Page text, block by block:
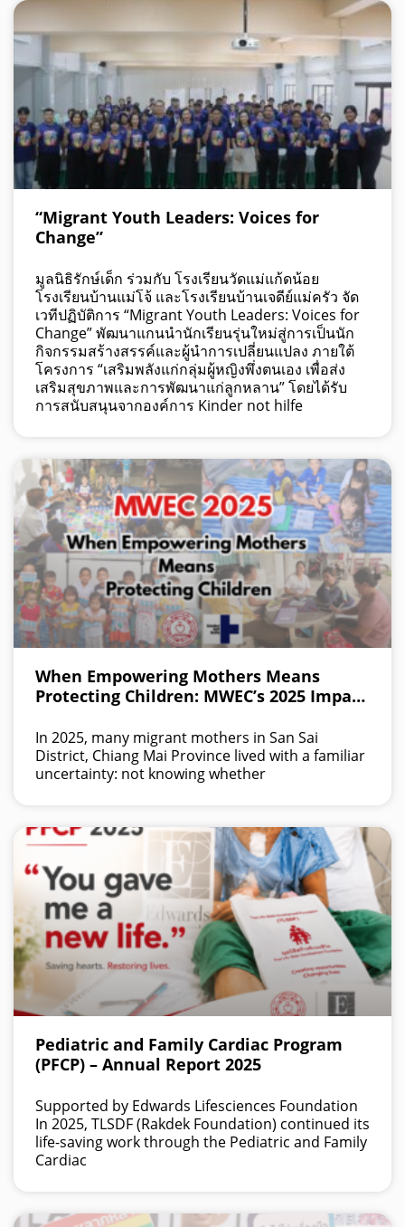
“Migrant Youth Leaders: Voices for
Change”
มูลนิธิรักษ์เด็ก ร่วมกับ โรงเรียนวัดแม่แก้ดน้อย
โรงเรียนบ้านแม่โจ้ และโรงเรียนบ้านเจดีย์แม่ครัว จัด
เวทีปฏิบัติการ “Migrant Youth Leaders: Voices for
Change” พัฒนาแกนนำนักเรียนรุ่นใหม่สู่การเป็นนัก
กิจกรรมสร้างสรรค์และผู้นำการเปลี่ยนแปลง ภายใต้
โครงการ “เสริมพลังแก่กลุ่มผู้หญิงพึ่งตนเอง เพื่อส่ง
เสริมสุขภาพและการพัฒนาแก่ลูกหลาน” โดยได้รับ
การสนับสนุนจากองค์การ Kinder not hilfe
When Empowering Mothers Means
Protecting Children: MWEC’s 2025 Impact
In 2025, many migrant mothers in San Sai
District, Chiang Mai Province lived with a familiar
uncertainty: not knowing whether
Pediatric and Family Cardiac Program
(PFCP) – Annual Report 2025
Supported by Edwards Lifesciences Foundation
In 2025, TLSDF (Rakdek Foundation) continued its
life-saving work through the Pediatric and Family
Cardiac